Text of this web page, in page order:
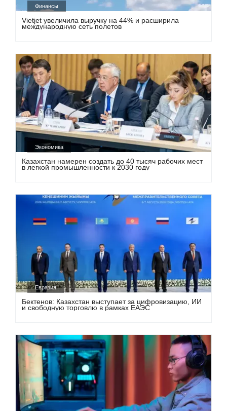
Финансы
Vietjet увеличила выручку на 44% и расширила
международную сеть полетов
Экономика
Казахстан намерен создать до 40 тысяч рабочих мест
в легкой промышленности к 2030 году
Евразия
Бектенов: Казахстан выступает за цифровизацию, ИИ
и свободную торговлю в рамках ЕАЭС